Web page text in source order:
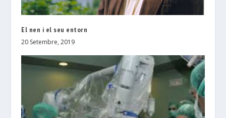
El nen i el seu entorn
20 Setembre, 2019